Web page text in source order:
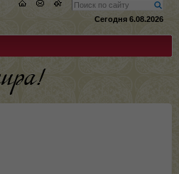
Сегодня 6.08.2026